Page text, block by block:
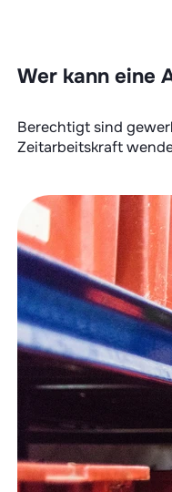
Wer kann eine
Berechtigt sind
Zeitarbeitskraft